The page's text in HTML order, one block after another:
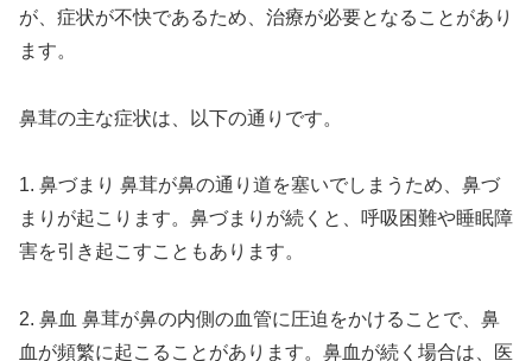
が、症状が不快であるため、治療が必要となることがあり
ます。
鼻茸の主な症状は、以下の通りです。
1. 鼻づまり 鼻茸が鼻の通り道を塞いでしまうため、鼻づ
まりが起こります。鼻づまりが続くと、呼吸困難や睡眠障
害を引き起こすこともあります。
2. 鼻血 鼻茸が鼻の内側の血管に圧迫をかけることで、鼻
血が頻繁に起こることがあります。鼻血が続く場合は、医